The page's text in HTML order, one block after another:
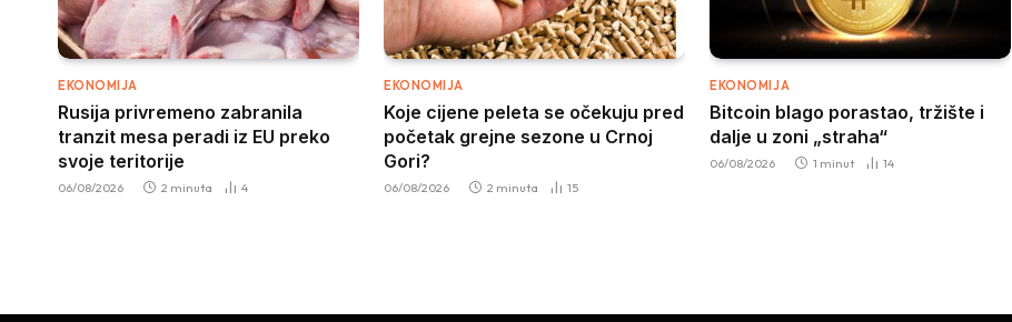
EKONOMIJA
Rusija privremeno zabranila
tranzit mesa peradi iz EU preko
svoje teritorije
06/08/2026 2 minuta 4
EKONOMIJA
Koje cijene peleta se očekuju pred
početak grejne sezone u Crnoj
Gori?
06/08/2026 2 minuta 15
EKONOMIJA
Bitcoin blago porastao, tržište i
dalje u zoni „straha“
06/08/2026 1 minut 14